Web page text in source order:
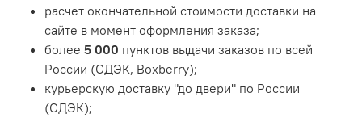
расчет окончательной стоимости доставки на
сайте в момент оформления заказа;
более 5 000 пунктов выдачи заказов по всей
России (СДЭК, Boxberry);
курьерскую доставку "до двери" по России
(СДЭК);